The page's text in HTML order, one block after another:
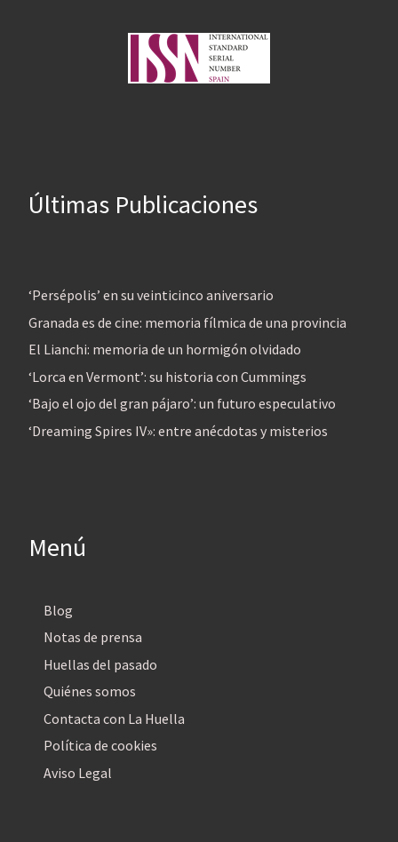
Últimas Publicaciones
‘Persépolis’ en su veinticinco aniversario
Granada es de cine: memoria fílmica de una provincia
El Lianchi: memoria de un hormigón olvidado
‘Lorca en Vermont’: su historia con Cummings
‘Bajo el ojo del gran pájaro’: un futuro especulativo
‘Dreaming Spires IV»: entre anécdotas y misterios
Menú
Blog
Notas de prensa
Huellas del pasado
Quiénes somos
Contacta con La Huella
Política de cookies
Aviso Legal